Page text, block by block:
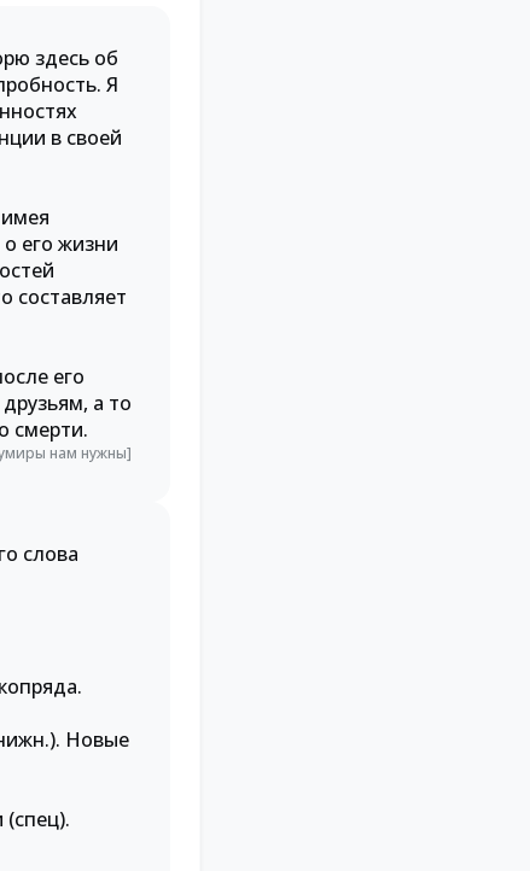
здесь об
Я
в своей
его жизни
составляет
его
а то
смерти.
нам нужны]
слова
Новые